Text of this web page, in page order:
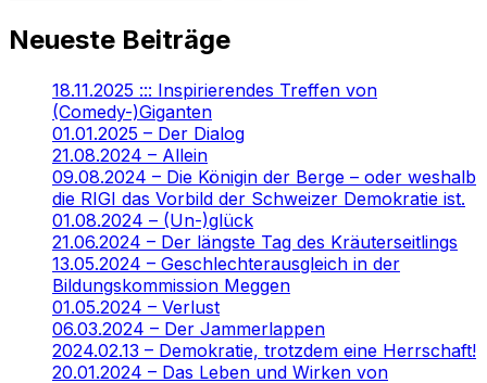
Neueste Beiträge
18.11.2025 ::: Inspirierendes Treffen von
(Comedy-)Giganten
01.01.2025 – Der Dialog
21.08.2024 – Allein
09.08.2024 – Die Königin der Berge – oder weshalb
die RIGI das Vorbild der Schweizer Demokratie ist.
01.08.2024 – (Un-)glück
21.06.2024 – Der längste Tag des Kräuterseitlings
13.05.2024 – Geschlechterausgleich in der
Bildungskommission Meggen
01.05.2024 – Verlust
06.03.2024 – Der Jammerlappen
2024.02.13 – Demokratie, trotzdem eine Herrschaft!
20.01.2024 – Das Leben und Wirken von